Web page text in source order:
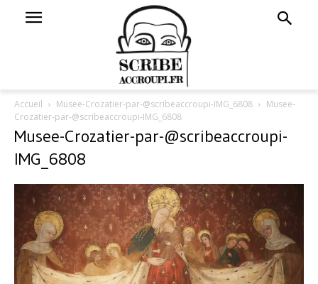
Accueil Musee-Crozatier-par-@scribeaccroupi-IMG_6808
Musee-
Crozatier-par-@scribeaccroupi-IMG_6808
Musee-Crozatier-par-@scribeaccroupi-
IMG_6808